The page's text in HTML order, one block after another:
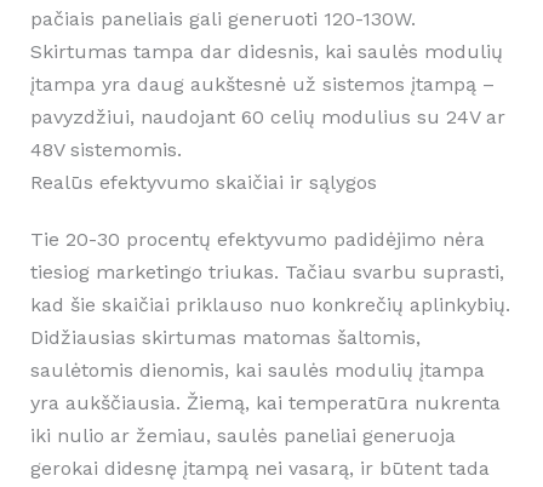
pačiais paneliais gali generuoti 120-130W.
Skirtumas tampa dar didesnis, kai saulės modulių
įtampa yra daug aukštesnė už sistemos įtampą –
pavyzdžiui, naudojant 60 celių modulius su 24V ar
48V sistemomis.
Realūs efektyvumo skaičiai ir sąlygos
Tie 20-30 procentų efektyvumo padidėjimo nėra
tiesiog marketingo triukas. Tačiau svarbu suprasti,
kad šie skaičiai priklauso nuo konkrečių aplinkybių.
Didžiausias skirtumas matomas šaltomis,
saulėtomis dienomis, kai saulės modulių įtampa
yra aukščiausia. Žiemą, kai temperatūra nukrenta
iki nulio ar žemiau, saulės paneliai generuoja
gerokai didesnę įtampą nei vasarą, ir būtent tada